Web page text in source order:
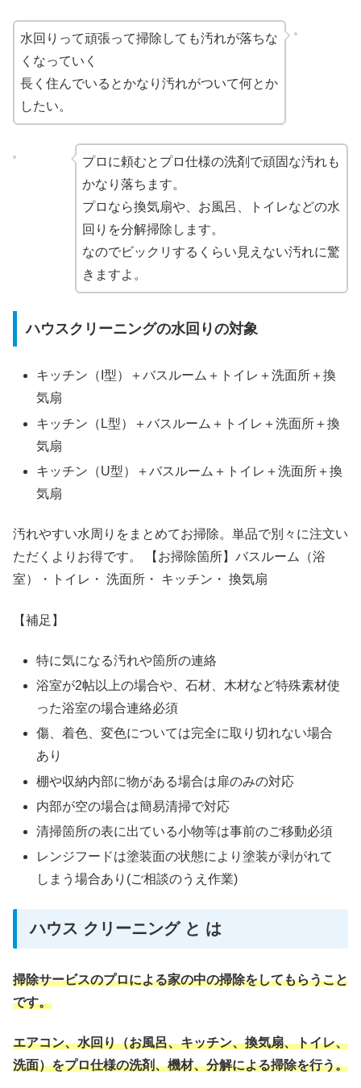
水回りって頑張って掃除しても汚れが落ちな
くなっていく
長く住んでいるとかなり汚れがついて何とか
したい。
プロに頼むとプロ仕様の洗剤で頑固な汚れも
かなり落ちます。
プロなら換気扇や、お風呂、トイレなどの水
回りを分解掃除します。
なのでビックリするくらい見えない汚れに驚
きますよ。
ハウスクリーニングの水回りの対象
キッチン（I型）＋バスルーム＋トイレ＋洗面所＋換
気扇
キッチン（L型）＋バスルーム＋トイレ＋洗面所＋換
気扇
キッチン（U型）＋バスルーム＋トイレ＋洗面所＋換
気扇
汚れやすい水周りをまとめてお掃除。単品で別々に注文い
ただくよりお得です。 【お掃除箇所】バスルーム（浴
室）・トイレ・ 洗面所・ キッチン・ 換気扇
【補足】
特に気になる汚れや箇所の連絡
浴室が2帖以上の場合や、石材、木材など特殊素材使
った浴室の場合連絡必須
傷、着色、変色については完全に取り切れない場合
あり
棚や収納内部に物がある場合は扉のみの対応
内部が空の場合は簡易清掃で対応
清掃箇所の表に出ている小物等は事前のご移動必須
レンジフードは塗装面の状態により塗装が剥がれて
しまう場合あり(ご相談のうえ作業)
ハウス クリーニング と は
掃除サービスのプロによる家の中の掃除をしてもらうこと
です。
エアコン、水回り（お風呂、キッチン、換気扇、トイレ、
洗面）をプロ仕様の洗剤、機材、分解による掃除を行う。